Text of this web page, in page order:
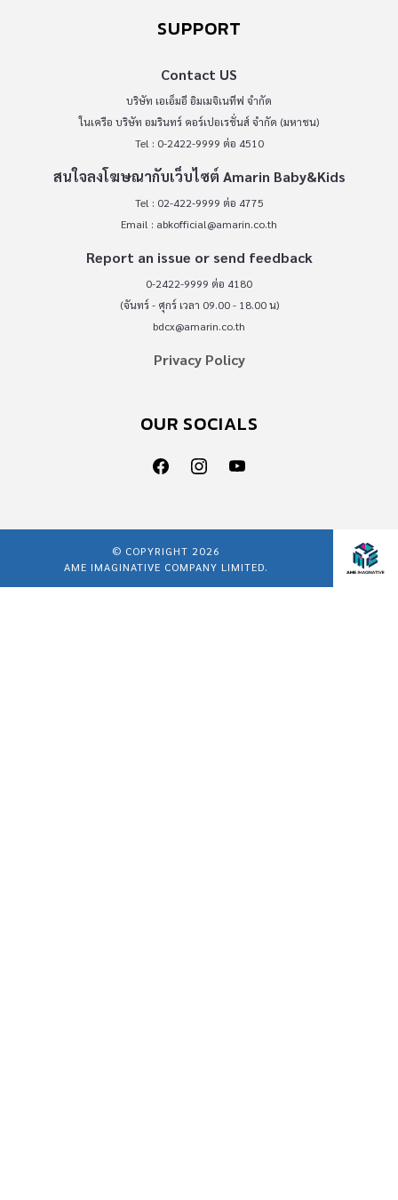
SUPPORT
Contact US
บริษัท เอเอ็มอี อิมเมจิเนทีฟ จำกัด
ในเครือ บริษัท อมรินทร์ คอร์เปอเรชั่นส์ จำกัด (มหาชน)
Tel : 0-2422-9999 ต่อ 4510
สนใจลงโฆษณากับเว็บไซต์ Amarin Baby&Kids
Tel : 02-422-9999 ต่อ 4775
Email : abkofficial@amarin.co.th
Report an issue or send feedback
0-2422-9999 ต่อ 4180
(จันทร์ - ศุกร์ เวลา 09.00 - 18.00 น)
bdcx@amarin.co.th
Privacy Policy
OUR SOCIALS
© COPYRIGHT 2026
AME IMAGINATIVE COMPANY LIMITED.